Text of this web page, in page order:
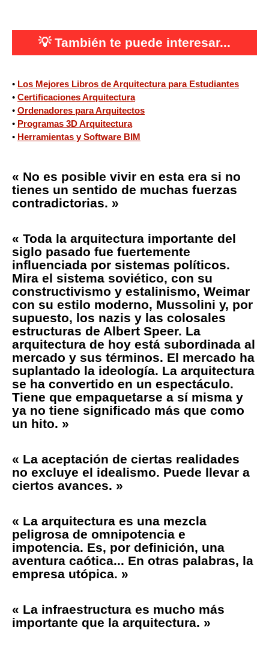
💡 También te puede interesar...
• Los Mejores Libros de Arquitectura para Estudiantes
• Certificaciones Arquitectura
• Ordenadores para Arquitectos
• Programas 3D Arquitectura
• Herramientas y Software BIM
« No es posible vivir en esta era si no
tienes un sentido de muchas fuerzas
contradictorias. »
« Toda la arquitectura importante del
siglo pasado fue fuertemente
influenciada por sistemas políticos.
Mira el sistema soviético, con su
constructivismo y estalinismo, Weimar
con su estilo moderno, Mussolini y, por
supuesto, los nazis y las colosales
estructuras de Albert Speer. La
arquitectura de hoy está subordinada al
mercado y sus términos. El mercado ha
suplantado la ideología. La arquitectura
se ha convertido en un espectáculo.
Tiene que empaquetarse a sí misma y
ya no tiene significado más que como
un hito. »
« La aceptación de ciertas realidades
no excluye el idealismo. Puede llevar a
ciertos avances. »
« La arquitectura es una mezcla
peligrosa de omnipotencia e
impotencia. Es, por definición, una
aventura caótica... En otras palabras, la
empresa utópica. »
« La infraestructura es mucho más
importante que la arquitectura. »